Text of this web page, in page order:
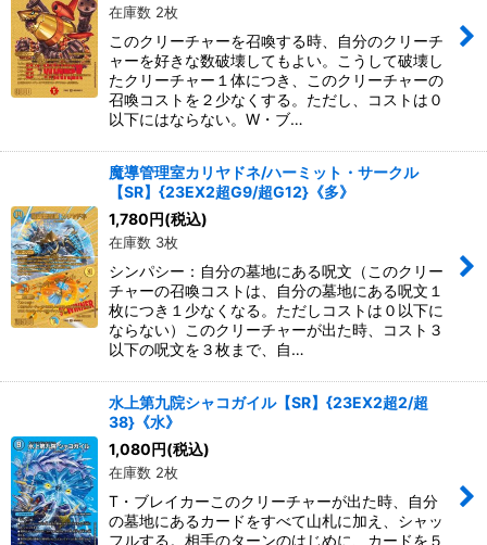
在庫数 2枚
このクリーチャーを召喚する時、自分のクリーチ
ャーを好きな数破壊してもよい。こうして破壊し
たクリーチャー１体につき、このクリーチャーの
召喚コストを２少なくする。ただし、コストは０
以下にはならない。W・ブ…
魔導管理室カリヤドネ/ハーミット・サークル
【SR】{23EX2超G9/超G12}《多》
1,780 円(税込)
在庫数 3枚
シンパシー：自分の墓地にある呪文（このクリー
チャーの召喚コストは、自分の墓地にある呪文１
枚につき１少なくなる。ただしコストは０以下に
ならない）このクリーチャーが出た時、コスト３
以下の呪文を３枚まで、自…
水上第九院シャコガイル【SR】{23EX2超2/超
38}《水》
1,080 円(税込)
在庫数 2枚
T・ブレイカーこのクリーチャーが出た時、自分
の墓地にあるカードをすべて山札に加え、シャッ
フルする。相手のターンのはじめに、カードを５